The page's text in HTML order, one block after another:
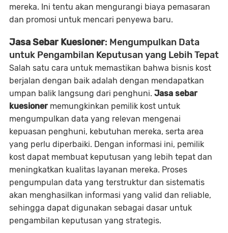
mereka. Ini tentu akan mengurangi biaya pemasaran
dan promosi untuk mencari penyewa baru.
Jasa Sebar Kuesioner: Mengumpulkan Data
untuk Pengambilan Keputusan yang Lebih Tepat
Salah satu cara untuk memastikan bahwa bisnis kost
berjalan dengan baik adalah dengan mendapatkan
umpan balik langsung dari penghuni. Jasa sebar
kuesionermemungkinkan pemilik kost untuk
mengumpulkan data yang relevan mengenai
kepuasan penghuni, kebutuhan mereka, serta area
yang perlu diperbaiki. Dengan informasi ini, pemilik
kost dapat membuat keputusan yang lebih tepat dan
meningkatkan kualitas layanan mereka. Proses
pengumpulan data yang terstruktur dan sistematis
akan menghasilkan informasi yang valid dan reliable,
sehingga dapat digunakan sebagai dasar untuk
pengambilan keputusan yang strategis.